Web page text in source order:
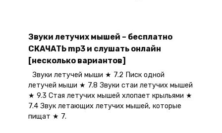
Звуки летучих мышей – бесплатно
СКАЧАТЬ mp3 и слушать онлайн
[несколько вариантов]
Звуки летучей мыши ★ 7.2 Писк одной
летучей мыши ★ 7.8 Звуки стаи летучих мышей
★ 9.3 Стая летучих мышей хлопает крыльями ★
7.4 Звук летающих летучих мышей, которые
пищат ★ 7.